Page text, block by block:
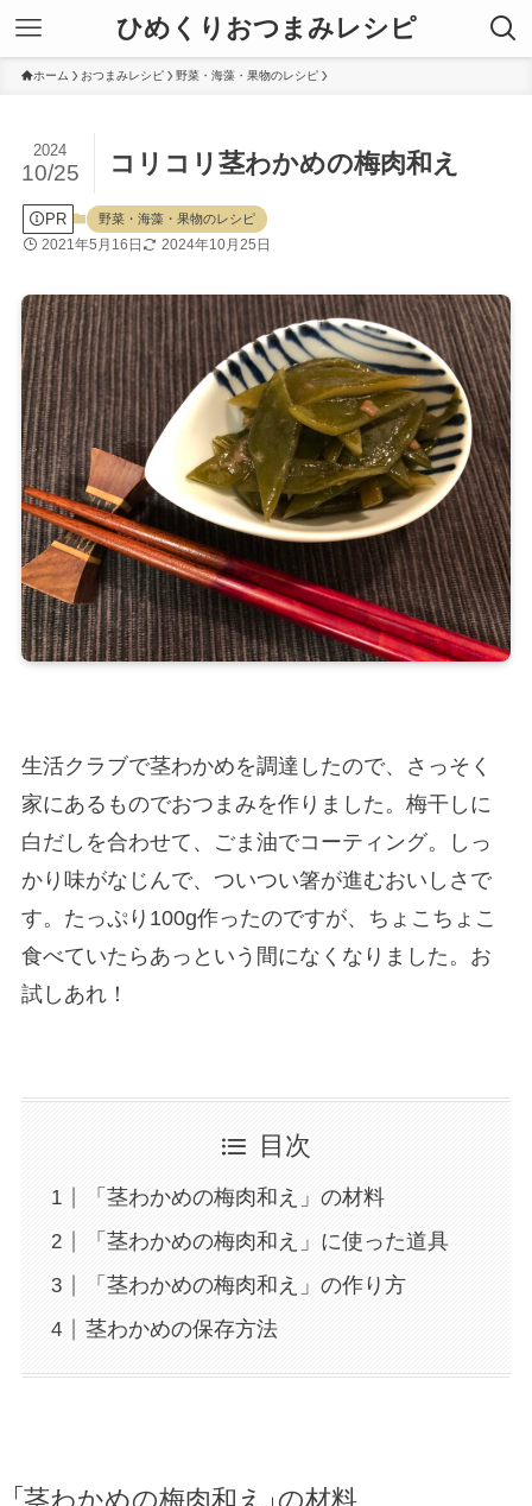
ひめくりおつまみレシピ
ホーム おつまみレシピ 野菜・海藻・果物のレシピ
コリコリ茎わかめの梅肉和え
2024
10/25
PR 野菜・海藻・果物のレシピ
2021年5月16日 2024年10月25日
生活クラブで茎わかめを調達したので、さっそく
家にあるものでおつまみを作りました。梅干しに
白だしを合わせて、ごま油でコーティング。しっ
かり味がなじんで、ついつい箸が進むおいしさで
す。たっぷり100g作ったのですが、ちょこちょこ
食べていたらあっという間になくなりました。お
試しあれ！
目次
「茎わかめの梅肉和え」の材料
「茎わかめの梅肉和え」に使った道具
「茎わかめの梅肉和え」の作り方
茎わかめの保存方法
「茎わかめの梅肉和え」の材料